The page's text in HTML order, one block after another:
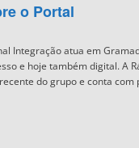
o Portal
Integração atua em
e hoje também digital. A
do grupo e conta